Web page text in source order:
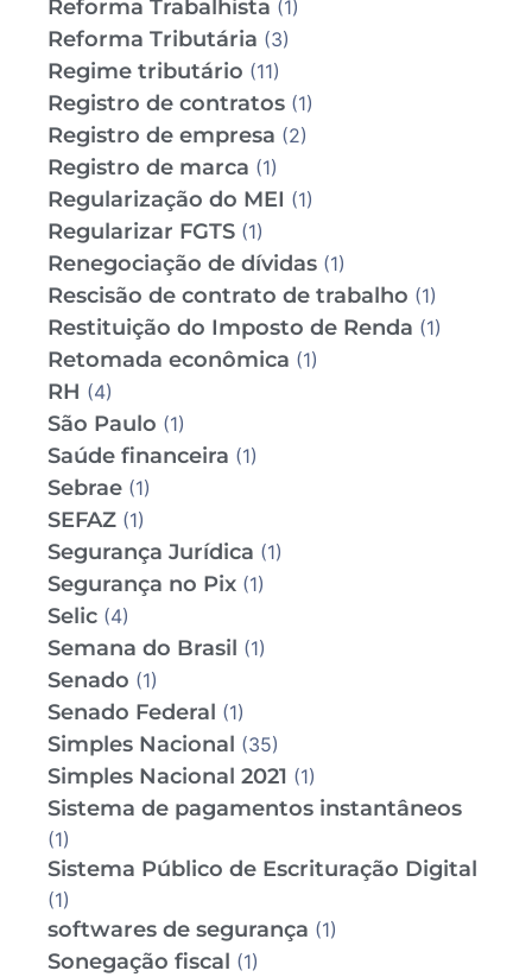
Reforma Trabalhista (1)
Reforma Tributária (3)
Regime tributário (11)
Registro de contratos (1)
Registro de empresa (2)
Registro de marca (1)
Regularização do MEI (1)
Regularizar FGTS (1)
Renegociação de dívidas (1)
Rescisão de contrato de trabalho (1)
Restituição do Imposto de Renda (1)
Retomada econômica (1)
RH (4)
São Paulo (1)
Saúde financeira (1)
Sebrae (1)
SEFAZ (1)
Segurança Jurídica (1)
Segurança no Pix (1)
Selic (4)
Semana do Brasil (1)
Senado (1)
Senado Federal (1)
Simples Nacional (35)
Simples Nacional 2021 (1)
Sistema de pagamentos instantâneos
(1)
Sistema Público de Escrituração Digital
(1)
softwares de segurança (1)
Sonegação fiscal (1)